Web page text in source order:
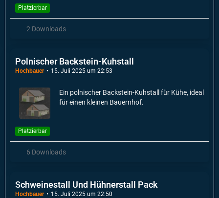
Platzierbar
2 Downloads
Polnischer Backstein-Kuhstall
Hochbauer 15. Juli 2025 um 22:53
Ein polnischer Backstein-Kuhstall für Kühe, ideal
für einen kleinen Bauernhof.
Platzierbar
6 Downloads
Schweinestall Und Hühnerstall Pack
Hochbauer 15. Juli 2025 um 22:50